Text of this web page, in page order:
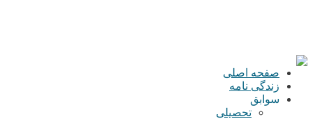
صفحه اصلی
زندگی نامه
سوابق
تحصیلی